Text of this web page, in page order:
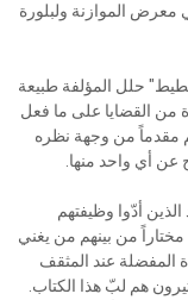
الموازنة ولبلورة
حلل المؤلفة طبيعة
من القضايا على ما فعل
مقدماً من وجهة نظره
عن أي واحد منها.
أدّوا وظيفتهم
مختاراً من بينهم من يغني
المفضلة عند المثقف
هم لبّ هذا الكتاب.